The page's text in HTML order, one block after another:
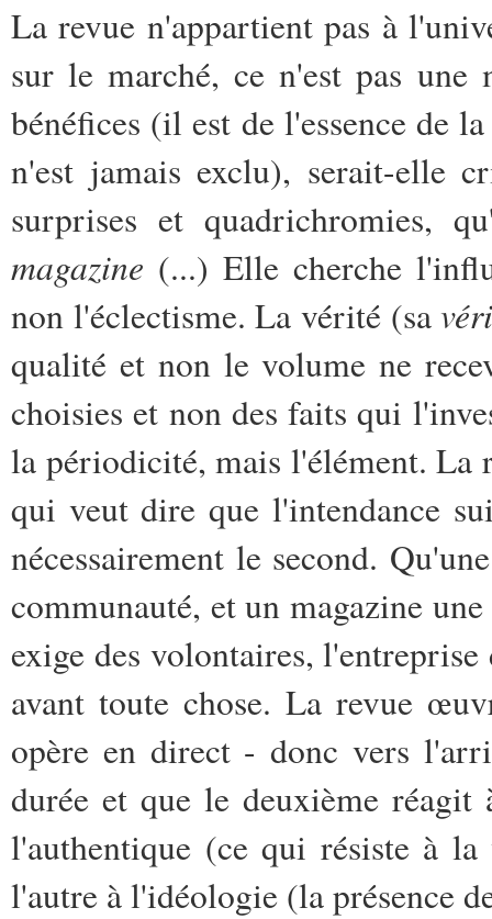
La revue n'appartient pas à
sur le marché, ce n'est pas une
bénéfices (il est de l'essence de
n'est jamais exclu), serait-elle
surprises et quadrichromies,
magazine (...) Elle cherche
non l'éclectisme. La vérité (sa
qualité et non le volume ne
choisies et non des faits qui
la périodicité, mais l'élément. La
qui veut dire que l'intendance
nécessairement le second.
communauté, et un magazine
exige des volontaires,
avant toute chose. La revue
opère en direct - donc vers
durée et que le deuxième
l'authentique (ce qui résiste à
l'autre à l'idéologie (la présence